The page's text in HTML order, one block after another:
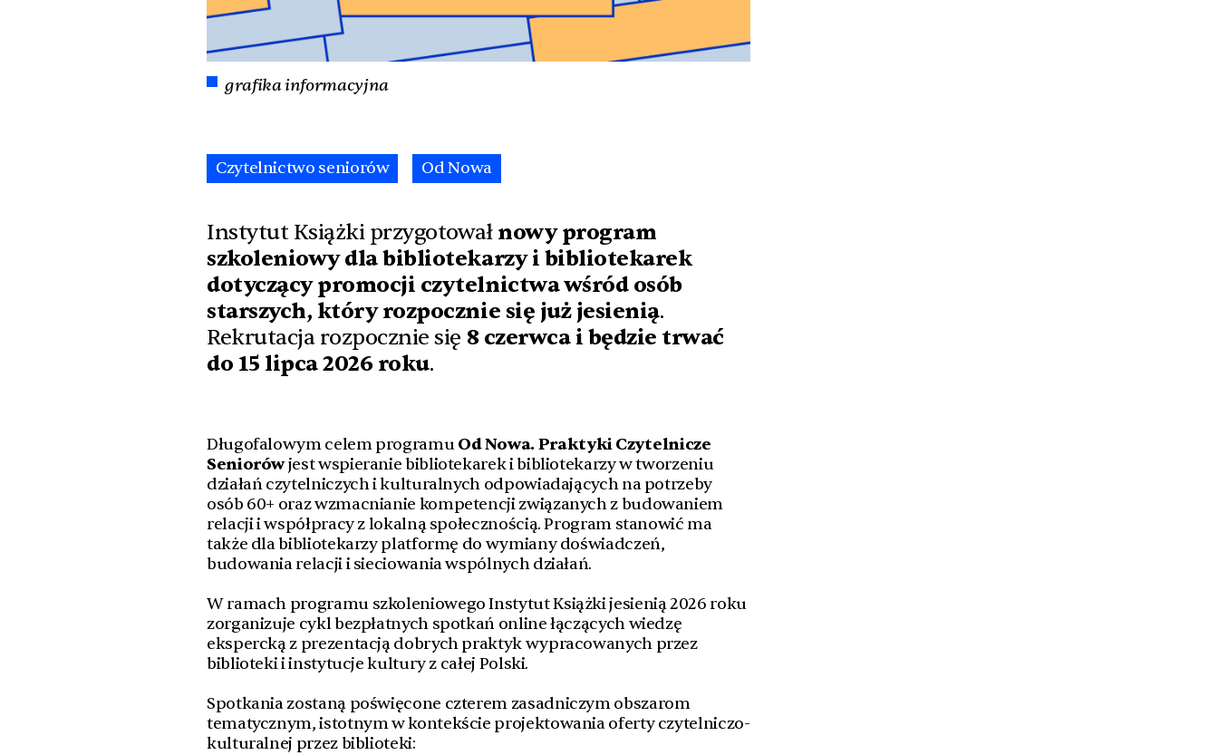
grafika informacyjna
Czytelnictwo seniorów Od Nowa
Instytut Książki przygotowałnowy program
szkoleniowy dla bibliotekarzy i bibliotekarek
dotyczący promocji czytelnictwa wśród osób
starszych, który rozpocznie się już jesienią.
Rekrutacja rozpocznie się 8 czerwca i będzie trwać
do 15 lipca 2026 roku.
Długofalowym celem programuOd Nowa. Praktyki Czytelnicze
Seniorówjest wspieranie bibliotekarek i bibliotekarzy w tworzeniu
działań czytelniczych i kulturalnych odpowiadających na potrzeby
osób 60+ oraz wzmacnianie kompetencji związanych z budowaniem
relacji i współpracy z lokalną społecznością. Program stanowić ma
także dla bibliotekarzy platformę do wymiany doświadczeń,
budowania relacji i sieciowania wspólnych działań.
W ramach programu szkoleniowego Instytut Książki jesienią 2026 roku
zorganizuje cykl bezpłatnych spotkań online łączących wiedzę
ekspercką z prezentacją dobrych praktyk wypracowanych przez
biblioteki i instytucje kultury z całej Polski.
Spotkania zostaną poświęcone czterem zasadniczym obszarom
tematycznym, istotnym w kontekście projektowania oferty czytelniczo-
kulturalnej przez biblioteki: